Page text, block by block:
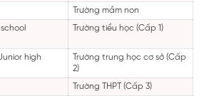
Trường mầm non
Trường tiểu học (Cấp 1)
high
Trường trung học cơ sở (Cấp
2)
Trường THPT (Cấp 3)